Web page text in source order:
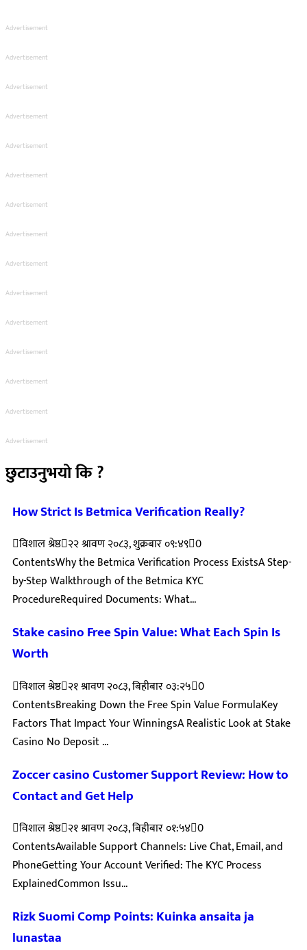
Advertisement
Advertisement
Advertisement
Advertisement
Advertisement
Advertisement
Advertisement
Advertisement
Advertisement
Advertisement
Advertisement
Advertisement
Advertisement
Advertisement
Advertisement
छुटाउनुभयो कि ?
How Strict Is Betmica Verification Really?
विशाल श्रेष्ठ २२ श्रावण २०८३, शुक्रबार ०९:४९ 0
ContentsWhy the Betmica Verification Process ExistsA Step-
by-Step Walkthrough of the Betmica KYC
ProcedureRequired Documents: What...
Stake casino Free Spin Value: What Each Spin Is
Worth
विशाल श्रेष्ठ २१ श्रावण २०८३, बिहीबार ०३:२५ 0
ContentsBreaking Down the Free Spin Value FormulaKey
Factors That Impact Your WinningsA Realistic Look at Stake
Casino No Deposit ...
Zoccer casino Customer Support Review: How to
Contact and Get Help
विशाल श्रेष्ठ २१ श्रावण २०८३, बिहीबार ०१:५४ 0
ContentsAvailable Support Channels: Live Chat, Email, and
PhoneGetting Your Account Verified: The KYC Process
ExplainedCommon Issu...
Rizk Suomi Comp Points: Kuinka ansaita ja
lunastaa